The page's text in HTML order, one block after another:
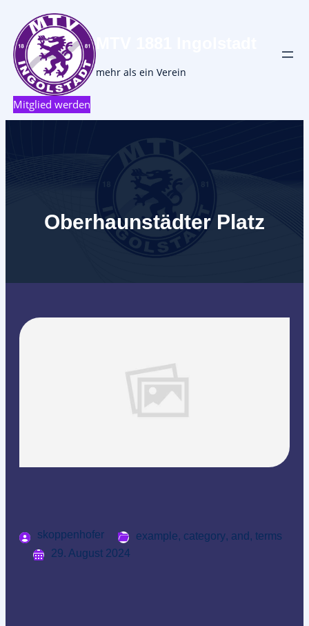
MTV 1881 Ingolstadt
mehr als ein Verein
Mitglied werden
Oberhaunstädter Platz
skoppenhofer example, category, and , terms
29. August 2024